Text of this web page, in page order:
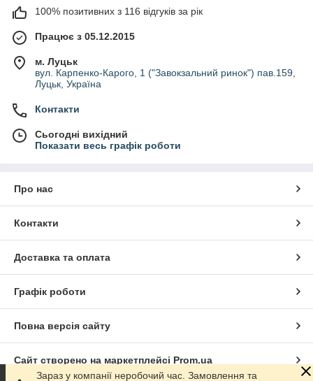
100% позитивних з 116 відгуків за рік
Працює з 05.12.2015
м. Луцьк
вул. Карпенко-Карого, 1 ("Завокзальний ринок") пав.159,
Луцьк, Україна
Контакти
Сьогодні вихідний
Показати весь графік роботи
Про нас
Контакти
Доставка та оплата
Графік роботи
Повна версія сайту
Сайт створено на маркетплейсі Prom.ua
Зараз у компанії неробочий час. Замовлення та